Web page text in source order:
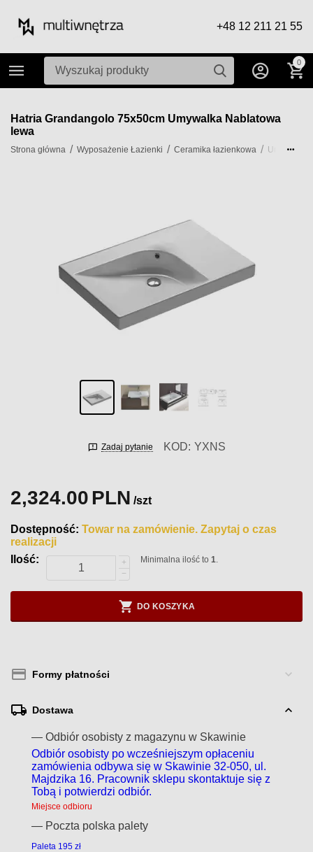
+48 12 211 21 55
0
Hatria Grandangolo 75x50cm Umywalka Nablatowa
lewa
Strona główna / Wyposażenie Łazienki / Ceramika łazienkowa / Umywalki
Zadaj pytanie KOD: YXNS
2,324.00PLN /szt
Dostępność: Towar na zamówienie. Zapytaj o czas
realizacji
Ilość:
+
−
Minimalna ilość to1.
DO KOSZYKA
Formy płatności
Dostawa
— Odbiór osobisty z magazynu w Skawinie
Odbiór osobisty po wcześniejszym opłaceniu
zamówienia odbywa się w Skawinie 32-050, ul.
Majdzika 16. Pracownik sklepu skontaktuje się z
Tobą i potwierdzi odbiór.
Miejsce odbioru
— Poczta polska palety
Paleta 195 zł